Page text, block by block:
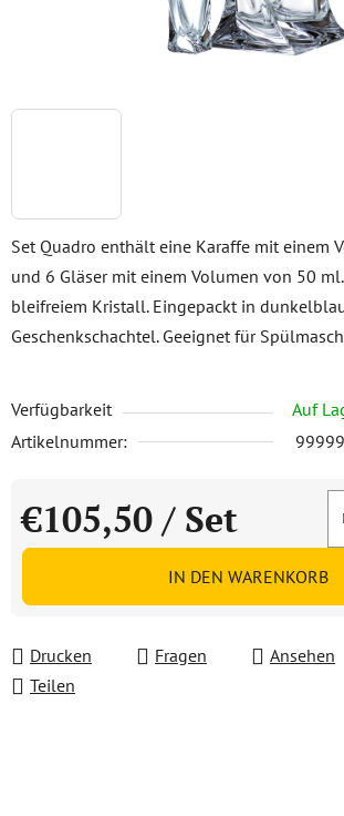
Set Quadro enthält eine Karaffe mit einem
und 6 Gläser mit einem Volumen von 50
bleifreiem Kristall. Eingepackt in
Geschenkschachtel. Geeignet für
Verfügbarkeit Auf
Artikelnummer:
€105,50 / Set
Verkaufspreis:
IN DEN WARENKORB
Drucken Fragen
Ansehen
Teilen